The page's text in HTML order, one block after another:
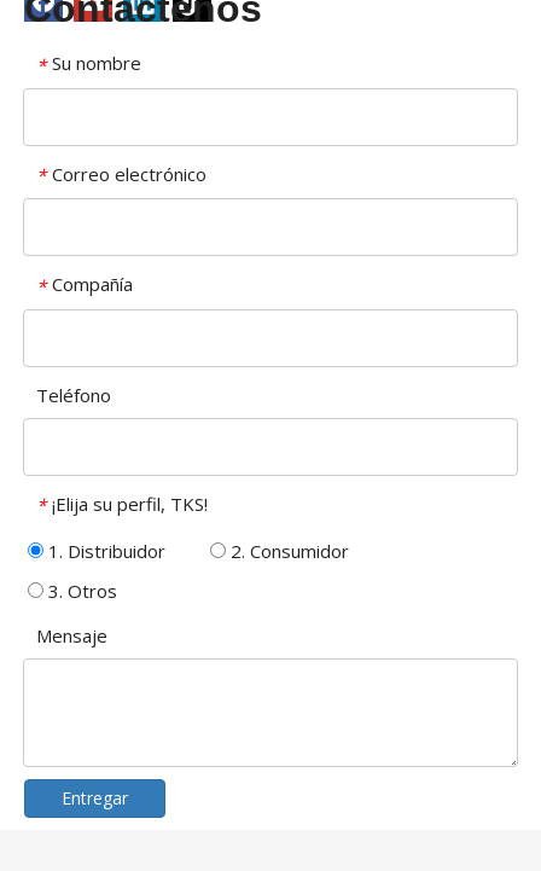
Contáctenos
* Su nombre
* Correo electrónico
* Compañía
Teléfono
* ¡Elija su perfil, TKS!
1. Distribuidor
2. Consumidor
3. Otros
Mensaje
Entregar